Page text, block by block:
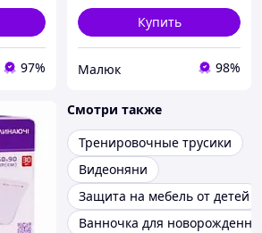
97%
Купить
Малюк 98%
Смотри также
Тренировочные трусики
Видеоняни
Защита на мебель от детей
Ванночка для